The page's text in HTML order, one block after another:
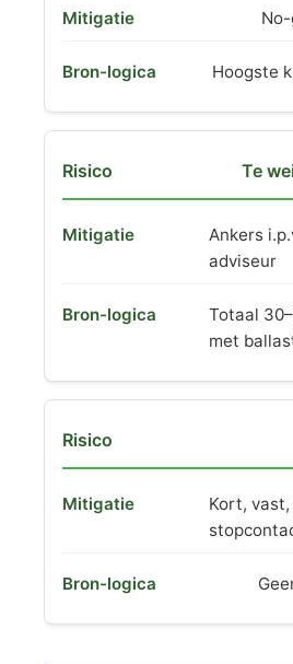
Hoogste
Te
Ankers
adviseur
Totaal
met
Kort,